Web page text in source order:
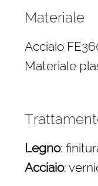
Materiale
Acciaio
Materiale
Legno:
Acciaio: